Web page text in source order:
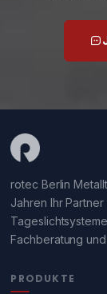
rotec Berlin
Jahren Ihr
Fachberatung
PRODUKTE